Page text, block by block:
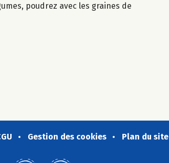
poudrez avec les graines de
Gestion des cookies Plan du site